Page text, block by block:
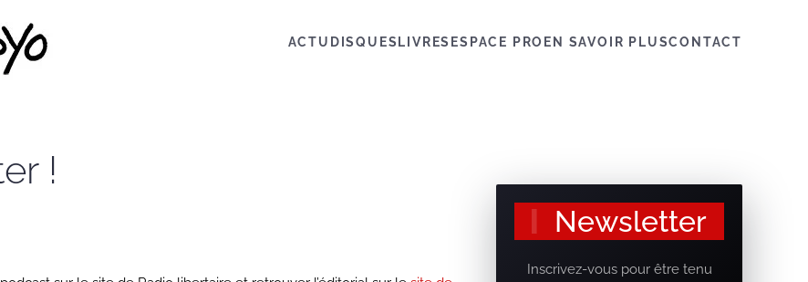
ACTU DISQUES LIVRES ESPACE PRO EN SAVOIR PLUSCONTACT
!
Newsletter
Inscrivez-vous pour être tenu